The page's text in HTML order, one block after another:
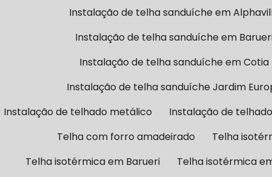
Instalação de telha sanduíche em
Instalação de telha sanduíche em
Instalação de telha sanduíche em Cotia
Instalação de telha sanduíche Jardim
Instalação de telhado metálico
Instalação de
Telha com forro amadeirado
Telha
Telha isotérmica em Barueri
Telha isotérmica